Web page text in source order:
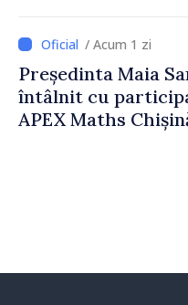
Strategică și
Dezinformării
/ Acum 1 zi
Președinta Maia
întâlnit cu
APEX Maths